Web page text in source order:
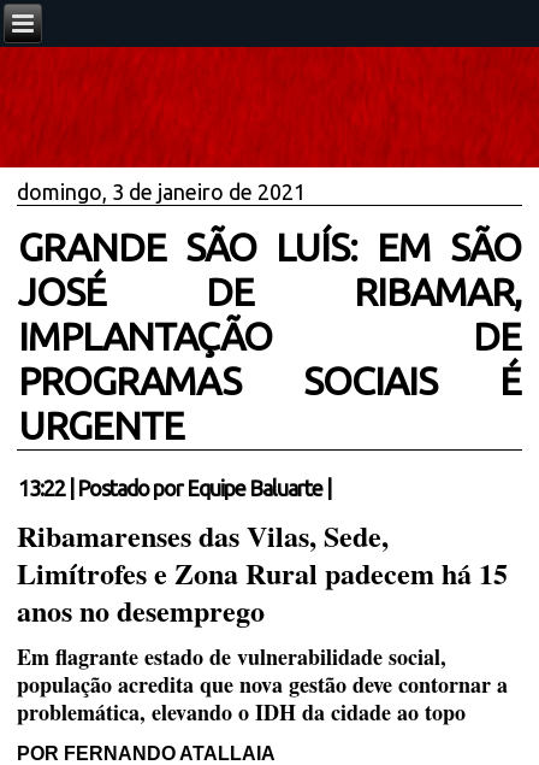
domingo, 3 de janeiro de 2021
GRANDE SÃO LUÍS: EM SÃO
JOSÉ DE RIBAMAR,
IMPLANTAÇÃO DE
PROGRAMAS SOCIAIS É
URGENTE
13:22| Postado por Equipe Baluarte
Ribamarenses das Vilas, Sede,
Limítrofes e Zona Rural padecem há 15
anos no desemprego
Em flagrante estado de vulnerabilidade social,
população acredita que nova gestão deve contornar a
problemática, elevando o IDH da cidade ao topo
POR FERNANDO ATALLAIA